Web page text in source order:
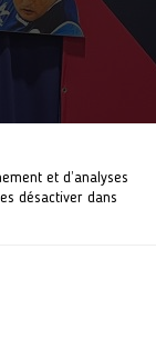
et d’analyses
désactiver dans